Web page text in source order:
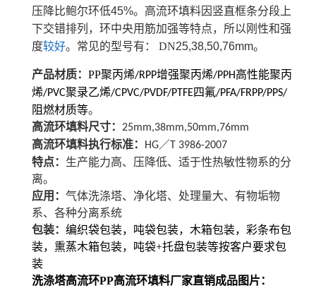
压降比鲍尔环低45%。高流环填料因竖直框条分段上
下交错排列，环中央用筋加强等特点， 所以 刚性和强
度较好。 常见的型号有 ： DN25,38,50,76mm。
产品材质： PP聚丙烯/RPP增强聚丙烯/PPH高性能聚丙
烯/PVC聚录乙烯/CPVC/PVDF/PTFE四氟/PFA/FRPP/PPS/
阻燃材质等。
高流环填料尺寸： 25mm,38mm,50mm,76mm
高流环填料执行标准： HG／ T 3986-2007
特点： 生产能力高、压降低、适于性热敏性物系的分
离。
应用： 气体洗涤塔、净化塔、处理量大、有物垢物
系、各种分离系统
包装： 编织袋包装，吨袋包装， 木箱包装，彩条布包
装， 熏蒸木箱包装，吨袋+托盘包装等按客户要求包
装
洗涤塔高流环PP高流环填料厂家直销成品图片：